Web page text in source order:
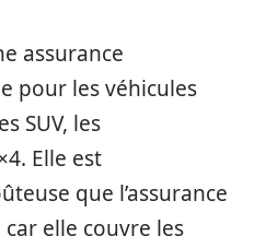
assurance
pour les véhicules
SUV, les
Elle est
que l’assurance
elle couvre les